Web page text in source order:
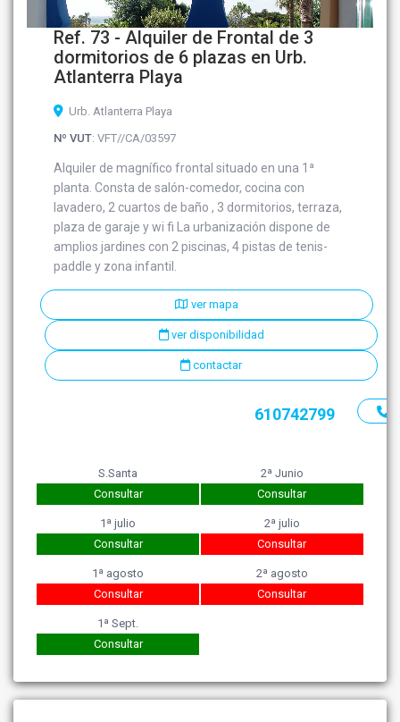
Ref. 73 - Alquiler de Frontal de 3
dormitorios de 6 plazas en Urb.
Atlanterra Playa
Urb. Atlanterra Playa
Nº VUT: VFT//CA/03597
Alquiler de magnífico frontal situado en una 1ª
planta. Consta de salón-comedor, cocina con
lavadero, 2 cuartos de baño , 3 dormitorios, terraza,
plaza de garaje y wi fi La urbanización dispone de
amplios jardines con 2 piscinas, 4 pistas de tenis-
paddle y zona infantil.
ver mapa
ver disponibilidad
contactar
610742799
S.Santa
Consultar
2ª Junio
Consultar
1ª julio
Consultar
2ª julio
Consultar
1ª agosto
Consultar
2ª agosto
Consultar
1ª Sept.
Consultar